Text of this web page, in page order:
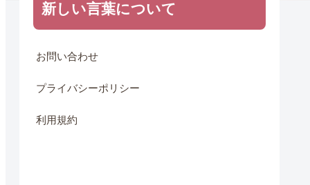
新しい言葉について
お問い合わせ
プライバシーポリシー
利用規約